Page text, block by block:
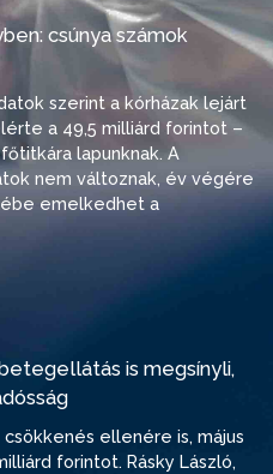
csúnya számok
szerint a kórházak lejárt
a 49,5 milliárd forintot –
lapunknak. A
nem változnak, év végére
emelkedhet a
is megsínyli,
ellenére is, május
forintot. Rásky László,